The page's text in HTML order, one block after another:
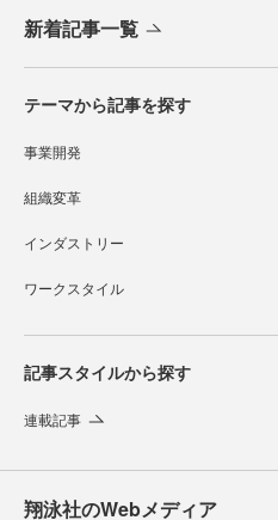
新着記事一覧
テーマから記事を探す
事業開発
組織変革
インダストリー
ワークスタイル
記事スタイルから探す
連載記事
翔泳社のWebメディア